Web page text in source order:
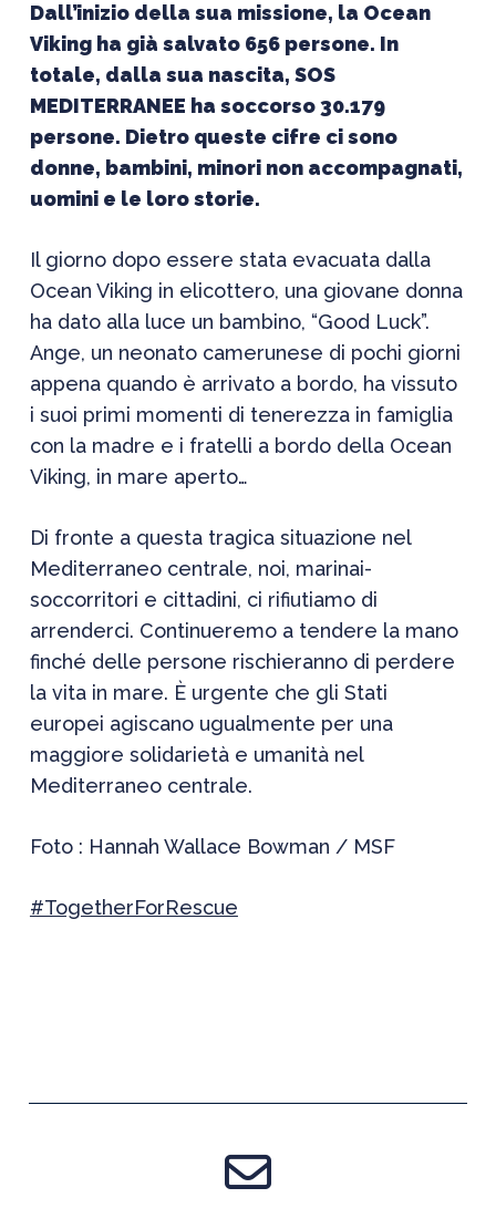
Dall’inizio della sua missione, la Ocean
Viking ha già salvato 656 persone. In
totale, dalla sua nascita, SOS
MEDITERRANEE ha soccorso 30.179
persone. Dietro queste cifre ci sono
donne, bambini, minori non accompagnati,
uomini e le loro storie.
Il giorno dopo essere stata evacuata dalla
Ocean Viking in elicottero, una giovane donna
ha dato alla luce un bambino, “Good Luck”.
Ange, un neonato camerunese di pochi giorni
appena quando è arrivato a bordo, ha vissuto
i suoi primi momenti di tenerezza in famiglia
con la madre e i fratelli a bordo della Ocean
Viking, in mare aperto…
Di fronte a questa tragica situazione nel
Mediterraneo centrale, noi, marinai-
soccorritori e cittadini, ci rifiutiamo di
arrenderci. Continueremo a tendere la mano
finché delle persone rischieranno di perdere
la vita in mare. È urgente che gli Stati
europei agiscano ugualmente per una
maggiore solidarietà e umanità nel
Mediterraneo centrale.
Foto : Hannah Wallace Bowman / MSF
#TogetherForRescue